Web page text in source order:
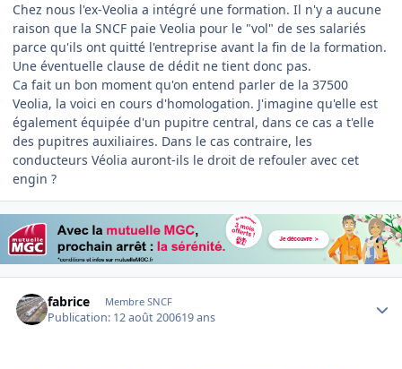
Chez nous l'ex-Veolia a intégré une formation. Il n'y a aucune
raison que la SNCF paie Veolia pour le "vol" de ses salariés
parce qu'ils ont quitté l'entreprise avant la fin de la formation.
Une éventuelle clause de dédit ne tient donc pas.
Ca fait un bon moment qu'on entend parler de la 37500
Veolia, la voici en cours d'homologation. J'imagine qu'elle est
également équipée d'un pupitre central, dans ce cas a t'elle
des pupitres auxiliaires. Dans le cas contraire, les
conducteurs Véolia auront-ils le droit de refouler avec cet
engin ?
fabrice Membre SNCF
Publication: 12 août 200619 ans